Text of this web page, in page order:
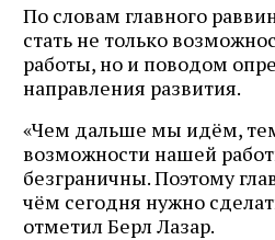
По словам главного
стать не только
работы, но и поводом
направления развития.
«Чем дальше мы идём,
возможности нашей
безграничны. Поэтому
чём сегодня нужно
отметил Берл Лазар.